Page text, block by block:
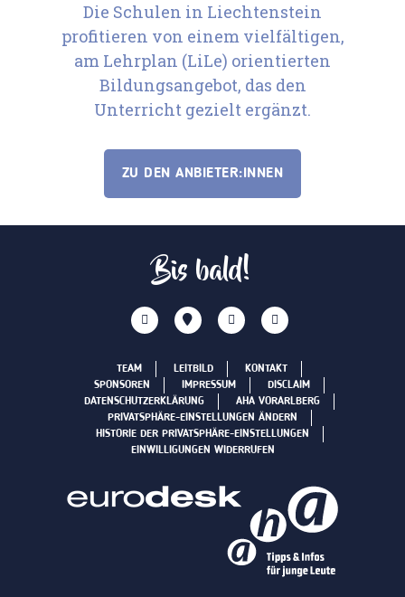
Die Schulen in Liechtenstein
profitieren von einem vielfältigen,
am Lehrplan (LiLe) orientierten
Bildungsangebot, das den
Unterricht gezielt ergänzt.
ZU DEN ANBIETER:INNEN
Bis bald!
TEAM LEITBILD
KONTAKT
SPONSOREN
IMPRESSUM
DISCLAIM
DATENSCHUTZERKLÄRUNG
AHA VORARLBERG
PRIVATSPHÄRE-EINSTELLUNGEN ÄNDERN
HISTORIE DER PRIVATSPHÄRE-EINSTELLUNGEN
EINWILLIGUNGEN WIDERRUFEN